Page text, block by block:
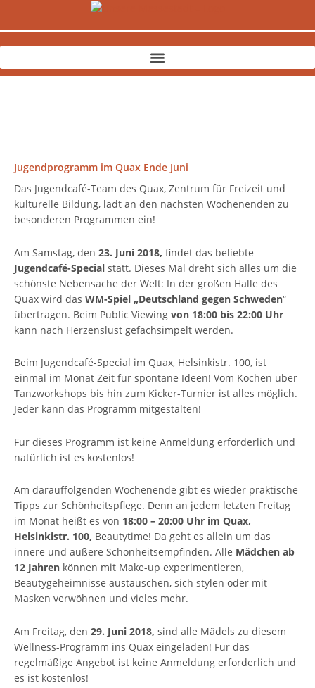
Jugendprogramm im Quax Ende Juni
Das Jugendcafé-Team des Quax, Zentrum für Freizeit und
kulturelle Bildung, lädt an den nächsten Wochenenden zu
besonderen Programmen ein!
Am Samstag, den 23. Juni 2018, findet das beliebte
Jugendcafé-Special statt. Dieses Mal dreht sich alles um die
schönste Nebensache der Welt: In der großen Halle des
Quax wird das WM-Spiel „Deutschland gegen Schweden“
übertragen. Beim Public Viewing von 18:00 bis 22:00 Uhr
kann nach Herzenslust gefachsimpelt werden.
Beim Jugendcafé-Special im Quax, Helsinkistr. 100, ist
einmal im Monat Zeit für spontane Ideen! Vom Kochen über
Tanzworkshops bis hin zum Kicker-Turnier ist alles möglich.
Jeder kann das Programm mitgestalten!
Für dieses Programm ist keine Anmeldung erforderlich und
natürlich ist es kostenlos!
Am darauffolgenden Wochenende gibt es wieder praktische
Tipps zur Schönheitspflege. Denn an jedem letzten Freitag
im Monat heißt es von 18:00 – 20:00 Uhr im Quax,
Helsinkistr. 100, Beautytime! Da geht es allein um das
innere und äußere Schönheitsempfinden. Alle Mädchen ab
12 Jahren können mit Make-up experimentieren,
Beautygeheimnisse austauschen, sich stylen oder mit
Masken verwöhnen und vieles mehr.
Am Freitag, den 29. Juni 2018, sind alle Mädels zu diesem
Wellness-Programm ins Quax eingeladen! Für das
regelmäßige Angebot ist keine Anmeldung erforderlich und
es ist kostenlos!